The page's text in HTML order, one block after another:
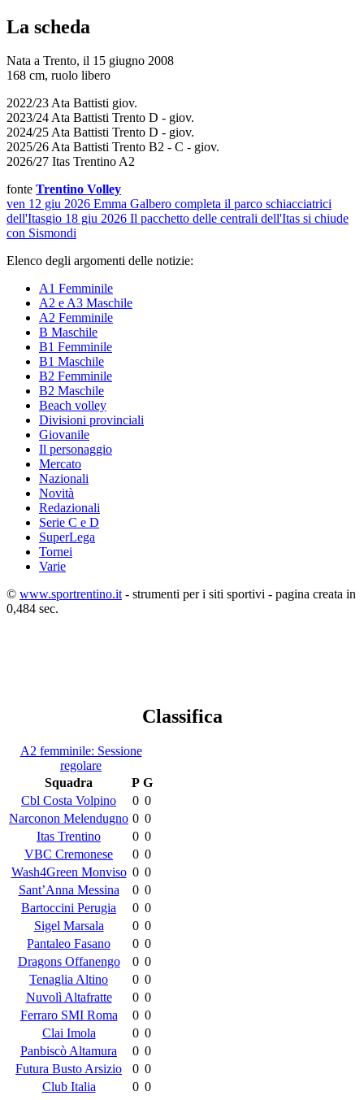
La scheda
Nata a Trento, il 15 giugno 2008
168 cm, ruolo libero
2022/23 Ata Battisti giov.
2023/24 Ata Battisti Trento D - giov.
2024/25 Ata Battisti Trento D - giov.
2025/26 Ata Battisti Trento B2 - C - giov.
2026/27 Itas Trentino A2
fonte Trentino Volley
ven 12 giu 2026 Emma Galbero completa il parco schiacciatrici
dell'Itasgio 18 giu 2026 Il pacchetto delle centrali dell'Itas si chiude
con Sismondi
Elenco degli argomenti delle notizie:
A1 Femminile
A2 e A3 Maschile
A2 Femminile
B Maschile
B1 Femminile
B1 Maschile
B2 Femminile
B2 Maschile
Beach volley
Divisioni provinciali
Giovanile
Il personaggio
Mercato
Nazionali
Novità
Redazionali
Serie C e D
SuperLega
Tornei
Varie
© www.sportrentino.it- strumenti per i siti sportivi - pagina creata in
0,484 sec.
Classifica
A2 femminile: Sessione
regolare
Squadra
P G
Cbl Costa Volpino
0 0
Narconon Melendugno 0 0
Itas Trentino
0 0
VBC Cremonese
0 0
Wash4Green Monviso 0 0
Sant’Anna Messina
0 0
Bartoccini Perugia
0 0
Sigel Marsala
0 0
Pantaleo Fasano
0 0
Dragons Offanengo
0 0
Tenaglia Altino
0 0
Nuvolì Altafratte
0 0
Ferraro SMI Roma
0 0
Clai Imola
0 0
Panbiscò Altamura
0 0
Futura Busto Arsizio
0 0
Club Italia
0 0